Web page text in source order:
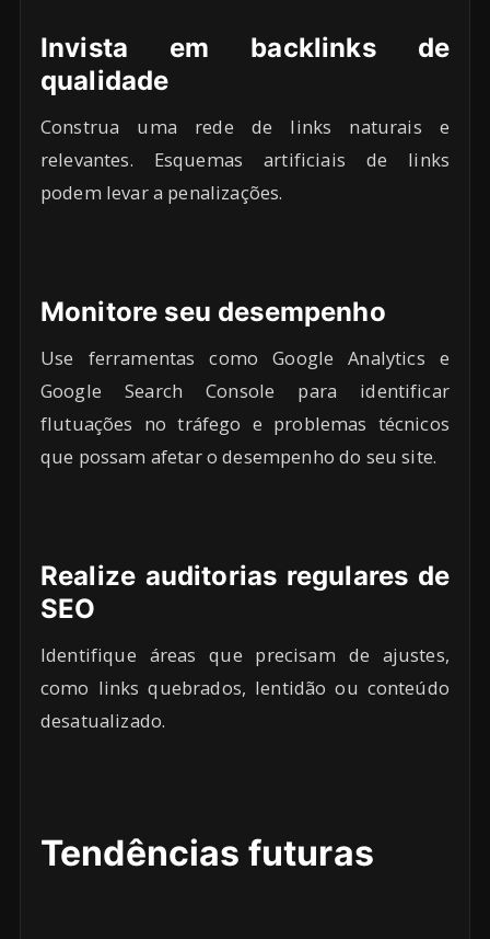
Invista em backlinks de
qualidade
Construa uma rede de links naturais e
relevantes. Esquemas artificiais de links
podem levar a penalizações.
Monitore seu desempenho
Use ferramentas como Google Analytics e
Google Search Console para identificar
flutuações no tráfego e problemas técnicos
que possam afetar o desempenho do seu site.
Realize auditorias regulares de
SEO
Identifique áreas que precisam de ajustes,
como links quebrados, lentidão ou conteúdo
desatualizado.
Tendências futuras